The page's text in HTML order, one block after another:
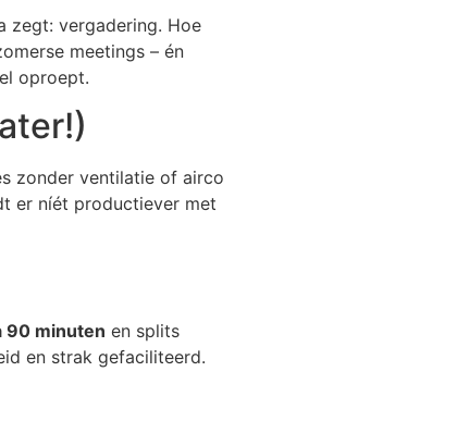
zegt: vergadering. Hoe
meetings – én
oproept.
zonder ventilatie of airco
er níét productiever met
90 minuten en splits
en strak gefaciliteerd.